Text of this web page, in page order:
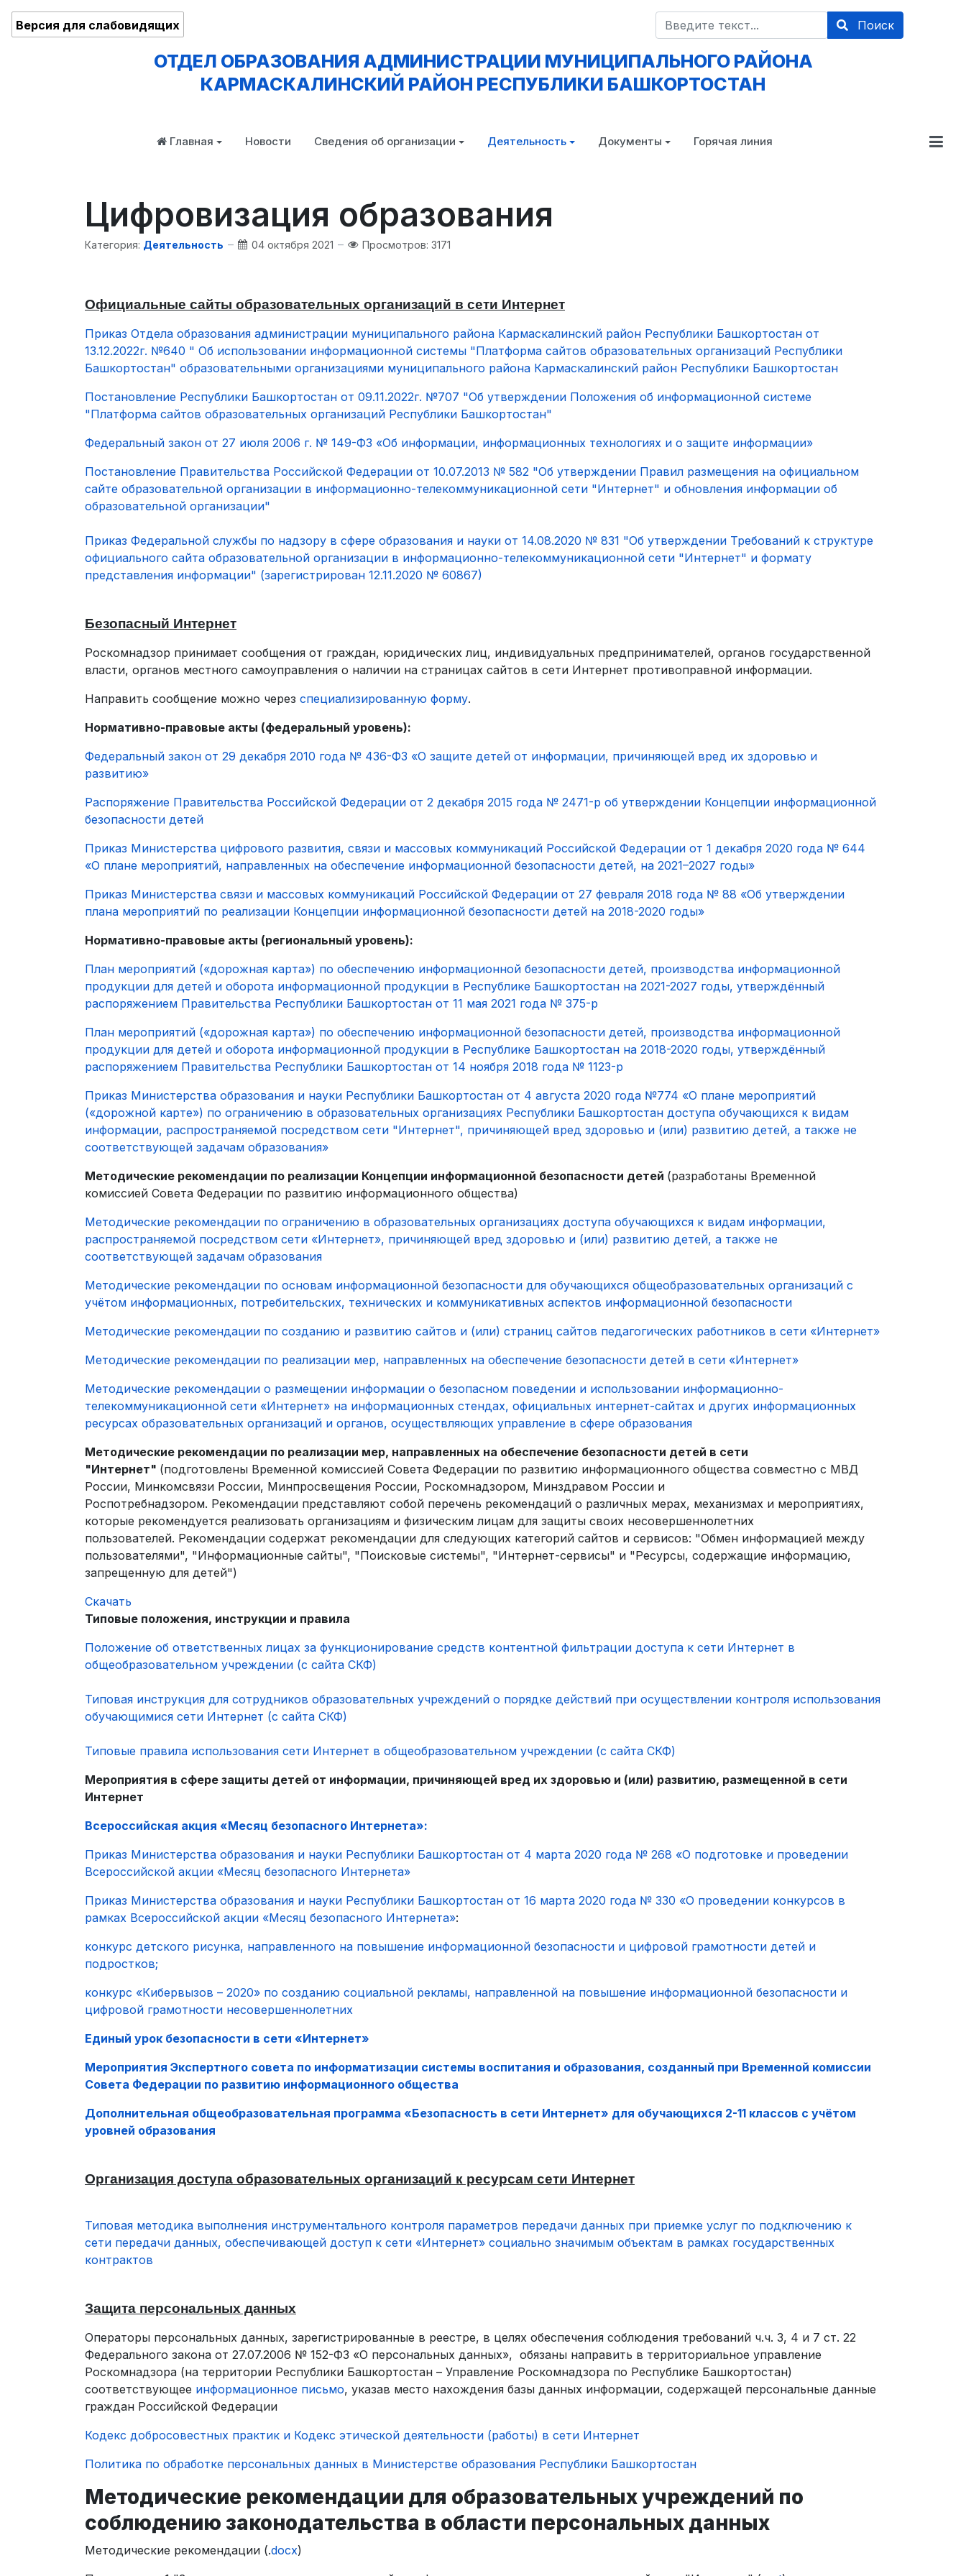
Версия для слабовидящих Поиск Поиск
ОТДЕЛ ОБРАЗОВАНИЯ АДМИНИСТРАЦИИ МУНИЦИПАЛЬНОГО РАЙОНА
КАРМАСКАЛИНСКИЙ РАЙОН РЕСПУБЛИКИ БАШКОРТОСТАН
Главная Новости Сведения об организации Деятельность Документы Горячая линия
Цифровизация образования
Категория: Деятельность 04 октября 2021 Просмотров: 3171
Официальные сайты образовательных организаций в сети Интернет
Приказ Отдела образования администрации муниципального района Кармаскалинский район Республики Башкортостан от
13.12.2022г. №640 " Об использовании информационной системы "Платформа сайтов образовательных организаций Республики
Башкортостан" образовательными организациями муниципального района Кармаскалинский район Республики Башкортостан
Постановление Республики Башкортостан от 09.11.2022г. №707 "Об утверждении Положения об информационной системе
"Платформа сайтов образовательных организаций Республики Башкортостан"
Федеральный закон от 27 июля 2006 г. № 149-ФЗ «Об информации, информационных технологиях и о защите информации»
Постановление Правительства Российской Федерации от 10.07.2013 № 582 "Об утверждении Правил размещения на официальном
сайте образовательной организации в информационно-телекоммуникационной сети "Интернет" и обновления информации об
образовательной организации"
Приказ Федеральной службы по надзору в сфере образования и науки от 14.08.2020 № 831 "Об утверждении Требований к структуре
официального сайта образовательной организации в информационно-телекоммуникационной сети "Интернет" и формату
представления информации" (зарегистрирован 12.11.2020 № 60867)
Безопасный Интернет
Роскомнадзор принимает сообщения от граждан, юридических лиц, индивидуальных предпринимателей, органов государственной
власти, органов местного самоуправления о наличии на страницах сайтов в сети Интернет противоправной информации.
Направить сообщение можно через специализированную форму.
Нормативно-правовые акты (федеральный уровень):
Федеральный закон от 29 декабря 2010 года № 436-ФЗ «О защите детей от информации, причиняющей вред их здоровью и
развитию»
Распоряжение Правительства Российской Федерации от 2 декабря 2015 года № 2471-р об утверждении Концепции информационной
безопасности детей
Приказ Министерства цифрового развития, связи и массовых коммуникаций Российской Федерации от 1 декабря 2020 года № 644
«О плане мероприятий, направленных на обеспечение информационной безопасности детей, на 2021–2027 годы»
Приказ Министерства связи и массовых коммуникаций Российской Федерации от 27 февраля 2018 года № 88 «Об утверждении
плана мероприятий по реализации Концепции информационной безопасности детей на 2018-2020 годы»
Нормативно-правовые акты (региональный уровень):
План мероприятий («дорожная карта») по обеспечению информационной безопасности детей, производства информационной
продукции для детей и оборота информационной продукции в Республике Башкортостан на 2021-2027 годы, утверждённый
распоряжением Правительства Республики Башкортостан от 11 мая 2021 года № 375-р
План мероприятий («дорожная карта») по обеспечению информационной безопасности детей, производства информационной
продукции для детей и оборота информационной продукции в Республике Башкортостан на 2018-2020 годы, утверждённый
распоряжением Правительства Республики Башкортостан от 14 ноября 2018 года № 1123-р
Приказ Министерства образования и науки Республики Башкортостан от 4 августа 2020 года №774 «О плане мероприятий
(«дорожной карте») по ограничению в образовательных организациях Республики Башкортостан доступа обучающихся к видам
информации, распространяемой посредством сети "Интернет", причиняющей вред здоровью и (или) развитию детей, а также не
соответствующей задачам образования»
Методические рекомендации по реализации Концепции информационной безопасности детей (разработаны Временной
комиссией Совета Федерации по развитию информационного общества)
Методические рекомендации по ограничению в образовательных организациях доступа обучающихся к видам информации,
распространяемой посредством сети «Интернет», причиняющей вред здоровью и (или) развитию детей, а также не
соответствующей задачам образования
Методические рекомендации по основам информационной безопасности для обучающихся общеобразовательных организаций с
учётом информационных, потребительских, технических и коммуникативных аспектов информационной безопасности
Методические рекомендации по созданию и развитию сайтов и (или) страниц сайтов педагогических работников в сети «Интернет»
Методические рекомендации по реализации мер, направленных на обеспечение безопасности детей в сети «Интернет»
Методические рекомендации о размещении информации о безопасном поведении и использовании информационно-
телекоммуникационной сети «Интернет» на информационных стендах, официальных интернет-сайтах и других информационных
ресурсах образовательных организаций и органов, осуществляющих управление в сфере образования
Методические рекомендации по реализации мер, направленных на обеспечение безопасности детей в сети
"Интернет" (подготовлены Временной комиссией Совета Федерации по развитию информационного общества совместно с МВД
России, Минкомсвязи России, Минпросвещения России, Роскомнадзором, Минздравом России и
Роспотребнадзором. Рекомендации представляют собой перечень рекомендаций о различных мерах, механизмах и мероприятиях,
которые рекомендуется реализовать организациям и физическим лицам для защиты своих несовершеннолетних
пользователей. Рекомендации содержат рекомендации для следующих категорий сайтов и сервисов: "Обмен информацией между
пользователями", "Информационные сайты", "Поисковые системы", "Интернет-сервисы" и "Ресурсы, содержащие информацию,
запрещенную для детей")
Скачать
Типовые положения, инструкции и правила
Положение об ответственных лицах за функционирование средств контентной фильтрации доступа к сети Интернет в
общеобразовательном учреждении (с сайта СКФ)
Типовая инструкция для сотрудников образовательных учреждений о порядке действий при осуществлении контроля использования
обучающимися сети Интернет (с сайта СКФ)
Типовые правила использования сети Интернет в общеобразовательном учреждении (с сайта СКФ)
Мероприятия в сфере защиты детей от информации, причиняющей вред их здоровью и (или) развитию, размещенной в сети
Интернет
Всероссийская акция «Месяц безопасного Интернета»:
Приказ Министерства образования и науки Республики Башкортостан от 4 марта 2020 года № 268 «О подготовке и проведении
Всероссийской акции «Месяц безопасного Интернета»
Приказ Министерства образования и науки Республики Башкортостан от 16 марта 2020 года № 330 «О проведении конкурсов в
рамках Всероссийской акции «Месяц безопасного Интернета»:
конкурс детского рисунка, направленного на повышение информационной безопасности и цифровой грамотности детей и
подростков;
конкурс «Кибервызов – 2020» по созданию социальной рекламы, направленной на повышение информационной безопасности и
цифровой грамотности несовершеннолетних
Единый урок безопасности в сети «Интернет»
Мероприятия Экспертного совета по информатизации системы воспитания и образования, созданный при Временной комиссии
Совета Федерации по развитию информационного общества
Дополнительная общеобразовательная программа «Безопасность в сети Интернет» для обучающихся 2-11 классов с учётом
уровней образования
Организация доступа образовательных организаций к ресурсам сети Интернет
Типовая методика выполнения инструментального контроля параметров передачи данных при приемке услуг по подключению к
сети передачи данных, обеспечивающей доступ к сети «Интернет» социально значимым объектам в рамках государственных
контрактов
Защита персональных данных
Операторы персональных данных, зарегистрированные в реестре, в целях обеспечения соблюдения требований ч.ч. 3, 4 и 7 ст. 22
Федерального закона от 27.07.2006 № 152-ФЗ «О персональных данных», обязаны направить в территориальное управление
Роскомнадзора (на территории Республики Башкортостан – Управление Роскомнадзора по Республике Башкортостан)
соответствующее информационное письмо, указав место нахождения базы данных информации, содержащей персональные данные
граждан Российской Федерации
Кодекс добросовестных практик и Кодекс этической деятельности (работы) в сети Интернет
Политика по обработке персональных данных в Министерстве образования Республики Башкортостан
Методические рекомендации для образовательных учреждений по
соблюдению законодательства в области персональных данных
Методические рекомендации (.docx)